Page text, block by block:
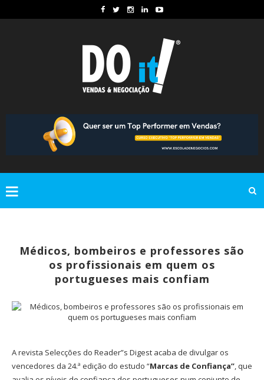
Médicos, bombeiros e professores são
os profissionais em quem os
portugueses mais confiam
A revista Selecções do Reader”s Digest acaba de divulgar os
vencedores da 24.ª edição do estudo “Marcas de Confiança”, que